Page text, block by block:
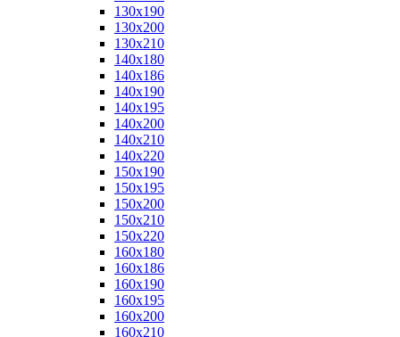
130x190
130x200
130x210
140x180
140x186
140x190
140x195
140x200
140x210
140x220
150x190
150x195
150x200
150x210
150x220
160x180
160x186
160x190
160x195
160x200
160x210